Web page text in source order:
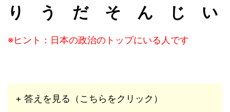
り う だ そ ん じ い
※ヒント：日本の政治のトップにいる人です
+ 答えを見る（こちらをクリック）